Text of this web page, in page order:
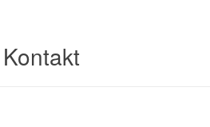
Kontakt